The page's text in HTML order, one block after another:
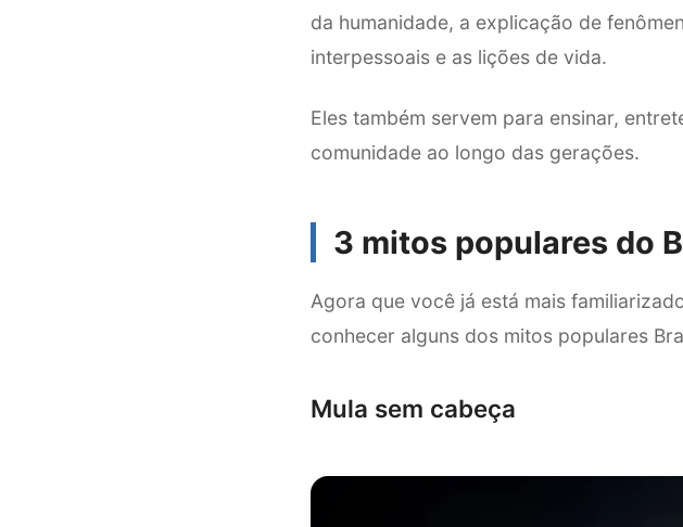
da humanidade, a explicação de
interpessoais e as lições de vida.
Eles também servem para ensinar,
comunidade ao longo das gerações.
3 mitos populares do
Agora que você já está mais
conhecer alguns dos mitos populares
Mula sem cabeça